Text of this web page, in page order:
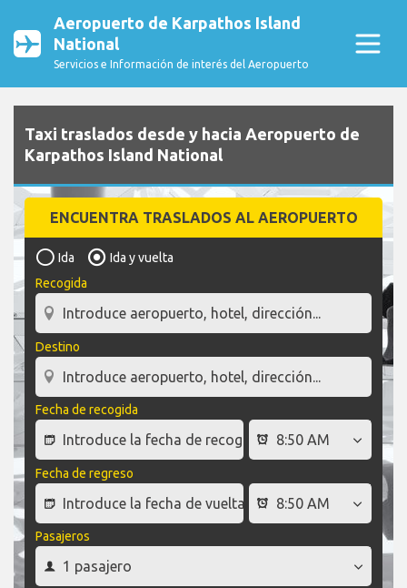
Aeropuerto de Karpathos Island
National
Servicios e Información de interés del Aeropuerto
Taxi traslados desde y hacia Aeropuerto de
Karpathos Island National
ENCUENTRA TRASLADOS AL AEROPUERTO
Ida
Ida y vuelta
Recogida
Destino
Fecha de recogida
Fecha de regreso
Pasajeros